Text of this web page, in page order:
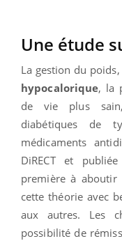
Une étude
La gestion du
hypocalorique, la
de vie plus
diabétiques de
médicaments
DiRECT et
première à aboutir
cette théorie avec
aux autres. Les
possibilité de